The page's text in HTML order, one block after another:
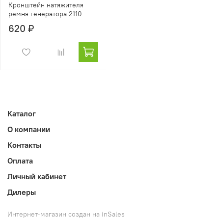
Кронштейн натяжителя
ремня генератора 2110
620 ₽
Каталог
О компании
Контакты
Оплата
Личный кабинет
Дилеры
Интернет-магазин создан на inSales